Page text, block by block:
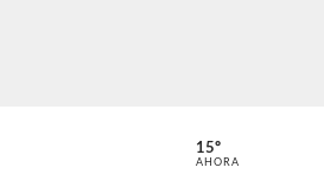
ABC CARDINAL
15º
AHORA